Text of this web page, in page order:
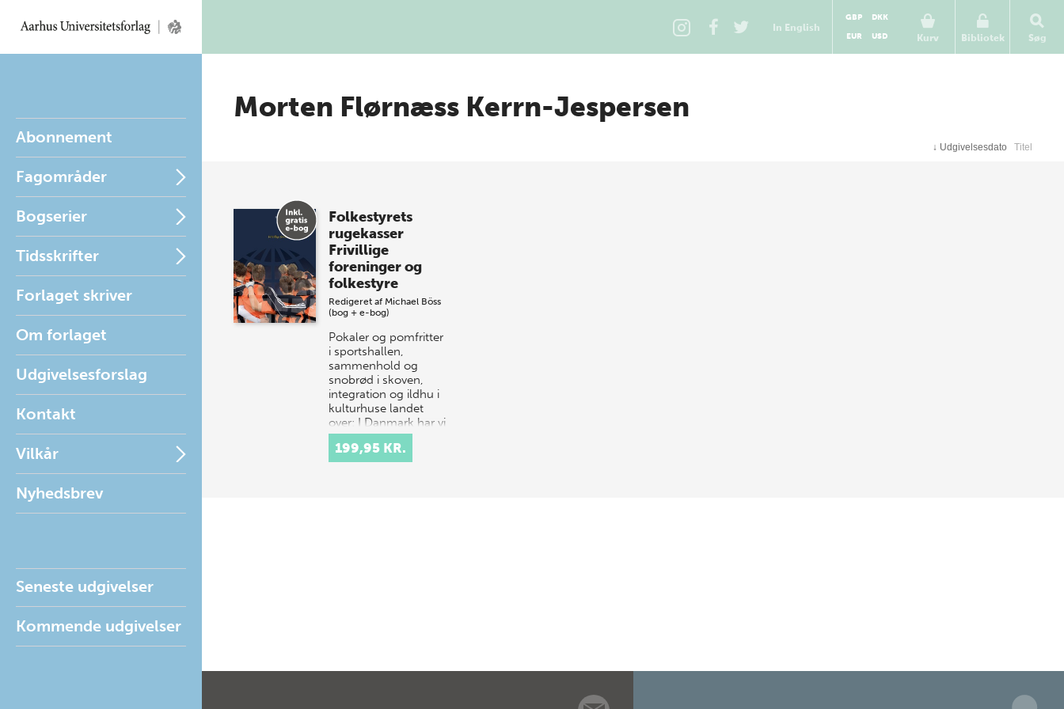
In English
Kurv
GBP
DKK
EUR
USD Bibliotek Søg
Abonnement
Fagområder
Bogserier
Tidsskrifter
Forlaget skriver
Om forlaget
Udgivelsesforslag
Kontakt
Vilkår
Nyhedsbrev
Seneste udgivelser
Kommende udgivelser
Morten Flørnæss Kerrn-Jespersen
↓ Udgivelsesdato Titel
Folkestyrets
rugekasser
Frivillige
foreninger og
folkestyre
Redigeret af Michael Böss
(bog + e-bog)
Pokaler og pomfritter
i sportshallen,
sammenhold og
snobrød i skoven,
integration og ildhu i
kulturhuse landet
over: I Danmark har vi
en lang traditio…
199,95 KR.